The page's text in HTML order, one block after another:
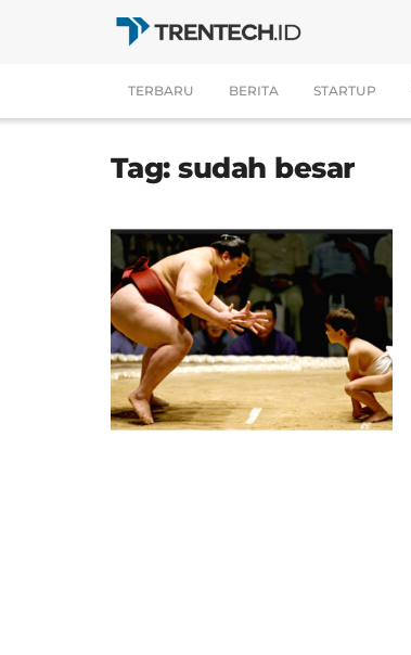
TERBARU BERITA STARTUP
Tag:sudah besar